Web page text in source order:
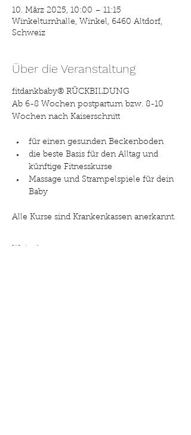
10. März 2025, 10:00 – 11:15
Winkelturnhalle, Winkel, 6460 Altdorf,
Schweiz
Über die Veranstaltung
fitdankbaby® RÜCKBILDUNG
Ab 6-8 Wochen postpartum bzw. 8-10
Wochen nach Kaiserschnitt
für einen gesunden Beckenboden
die beste Basis für den Alltag und
künftige Fitnesskurse
Massage und Strampelspiele für dein
Baby
Alle Kurse sind Krankenkassen anerkannt.